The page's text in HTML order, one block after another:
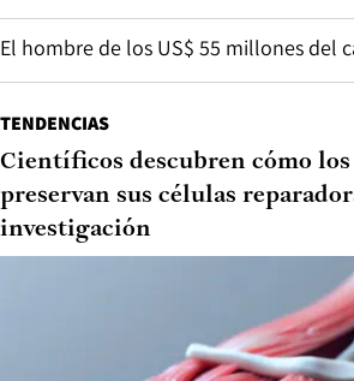
El hombre de los US$ 55 millones del
TENDENCIAS
Científicos descubren cómo
preservan sus células
investigación